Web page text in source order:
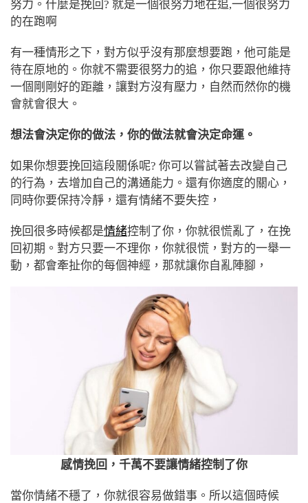
努力。什麼是挽回? 就是一個很努力地在追,一個很努力
的在跑啊
有一種情形之下，對方似乎沒有那麼想要跑，他可能是
待在原地的。你就不需要很努力的追，你只要跟他維持
一個剛剛好的距離，讓對方沒有壓力，自然而然你的機
會就會很大。
想法會決定你的做法，你的做法就會決定命運。
如果你想要挽回這段關係呢? 你可以嘗試著去改變自己
的行為，去增加自己的溝通能力。還有你適度的關心，
同時你要保持冷靜，還有情緒不要失控，
挽回很多時候都是情緒控制了你，你就很慌亂了，在挽
回初期。對方只要一不理你，你就很慌，對方的一舉一
動，都會牽扯你的每個神經，那就讓你自亂陣腳，
感情挽回，千萬不要讓情緒控制了你
當你情緒不穩了，你就很容易做錯事。所以這個時候